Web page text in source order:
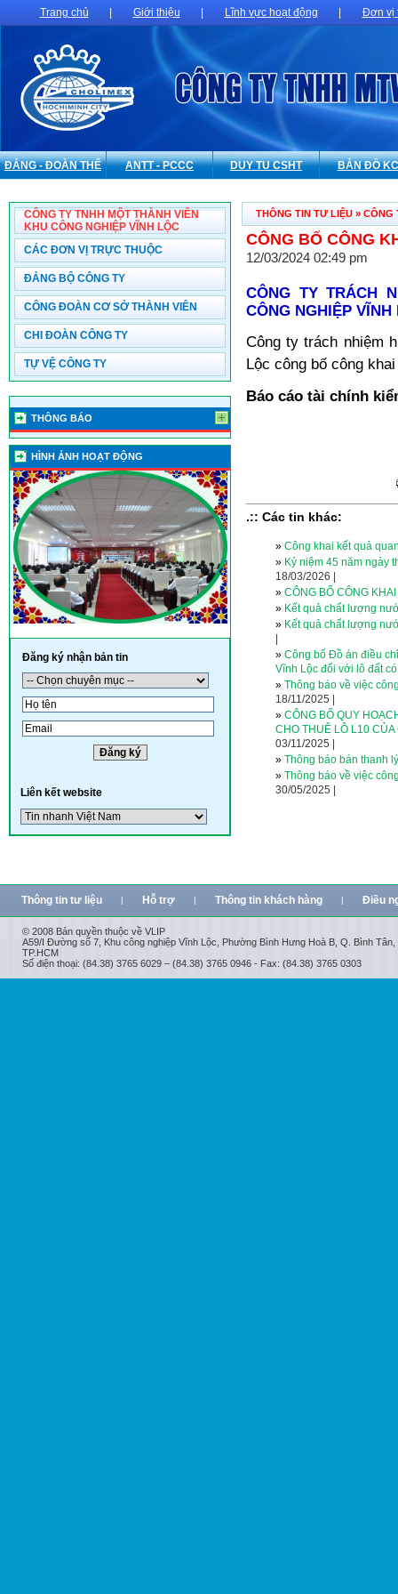
Trang chủ Giới thiệu Lĩnh vực hoạt động Đơn vị
ĐẢNG - ĐOÀN THỂ ANTT - PCCC DUY TU CSHT BẢN ĐỒ
CÔNG TY TNHH MỘT THÀNH VIÊN
KHU CÔNG NGHIỆP VĨNH LỘC
CÁC ĐƠN VỊ TRỰC THUỘC
ĐẢNG BỘ CÔNG TY
CÔNG ĐOÀN CƠ SỞ THÀNH VIÊN
CHI ĐOÀN CÔNG TY
TỰ VỆ CÔNG TY
THÔNG BÁO
HÌNH ẢNH HOẠT ĐỘNG
Đăng ký nhận bản tin
Liên kết website
THÔNG TIN TƯ LIỆU » CÔNG
CÔNG BỐ CÔNG
12/03/2024 02:49 pm
CÔNG TY TRÁCH
CÔNG NGHIỆP VĨNH
Công ty trách nhiệm
Lộc công bố công
Báo cáo tài chính
.:: Các tin khác:
» Công khai kết quả
» Kỷ niệm 45 năm ngày
18/03/2026 |
» CÔNG BỐ CÔNG
» Kết quả chất lượng
» Kết quả chất lượng
» Công bố Đồ án điều
Vĩnh Lộc đối với lô đất
» Thông báo về việc
18/11/2025 |
» CÔNG BỐ QUY
CHO THUÊ LÔ L10
03/11/2025 |
» Thông báo bán thanh
» Thông báo về việc
30/05/2025 |
Thông tin tư liệu | Hỗ trợ | Thông tin khách hàng | Điều
© 2008 Bản quyền thuộc về VLIP
A59/I Đường số 7, Khu công nghiệp Vĩnh Lộc, Phường Bình Hưng Hoà B, Q. Bình Tân,
TP.HCM
Số điện thoại: (84.38) 3765 6029 – (84.38) 3765 0946 - Fax: (84.38) 3765 0303